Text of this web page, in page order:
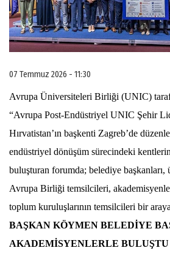
07 Temmuz 2026 - 11:30
Avrupa Üniversiteleri Birliği (UNIC)
“Avrupa Post-Endüstriyel UNIC Şehir
Hırvatistan’ın başkenti Zagreb’de
endüstriyel dönüşüm sürecindeki
buluşturan forumda; belediye başkanları,
Avrupa Birliği temsilcileri,
toplum kuruluşlarının temsilcileri bir
BAŞKAN KÖYMEN BELEDİYE
AKADEMİSYENLERLE BULUŞTU